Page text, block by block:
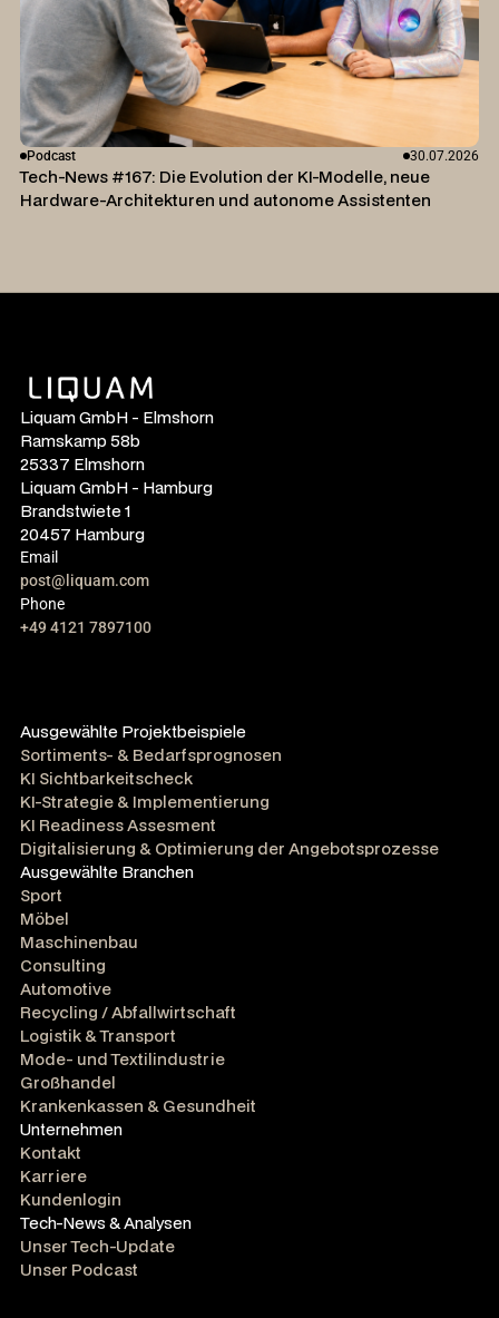
Podcast 30.07.2026
Tech-News #167: Die Evolution der KI-Modelle, neue
Hardware-Architekturen und autonome Assistenten
Liquam GmbH - Elmshorn
Ramskamp 58b
25337 Elmshorn
Liquam GmbH - Hamburg
Brandstwiete 1
20457 Hamburg
Email
post@liquam.com
Phone
+49 4121 7897100
Ausgewählte Projektbeispiele
Sortiments- & Bedarfsprognosen
KI Sichtbarkeitscheck
KI-Strategie & Implementierung
KI Readiness Assesment
Digitalisierung & Optimierung der Angebotsprozesse
Ausgewählte Branchen
Sport
Möbel
Maschinenbau
Consulting
Automotive
Recycling / Abfallwirtschaft
Logistik & Transport
Mode- und Textilindustrie
Großhandel
Krankenkassen & Gesundheit
Unternehmen
Kontakt
Karriere
Kundenlogin
Tech-News & Analysen
Unser Tech-Update
Unser Podcast